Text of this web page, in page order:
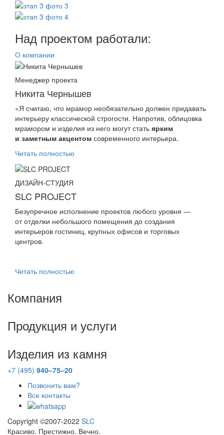
Над проектом работали:
О компании
Менеджер проекта
Никита Чернышев
«Я считаю, что мрамор необязательно должен придавать
интерьеру классической строгости. Напротив, облицовка
мрамором и изделия из него могут стать ярким
и заметным акцентом современного интерьера.
Читать полностью
ДИЗАЙН-СТУДИЯ
SLC PROJECT
Безупречное исполнение проектов любого уровня —
от отделки небольшого помещения до создания
интерьеров гостиниц, крупных офисов и торговых
центров.
Читать полностью
Компания
Продукция и услуги
Изделия из камня
+7 (495) 940–75–20
Позвонить вам?
Все контакты
Copyright ©2007-2022 SLC
Красиво. Престижно. Вечно.